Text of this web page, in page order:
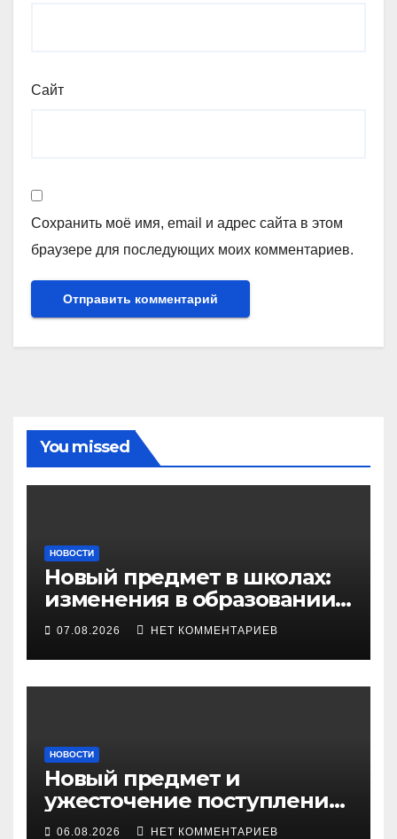
Сайт
Сохранить моё имя, email и адрес сайта в этом
браузере для последующих моих комментариев.
You missed
НОВОСТИ
Новый предмет в школах:
изменения в образовании
и ЕГЭ в Новосибирске
07.08.2026 НЕТ КОММЕНТАРИЕВ
НОВОСТИ
Новый предмет и
ужесточение поступления
в вузы: что ждать школе
06.08.2026 НЕТ КОММЕНТАРИЕВ